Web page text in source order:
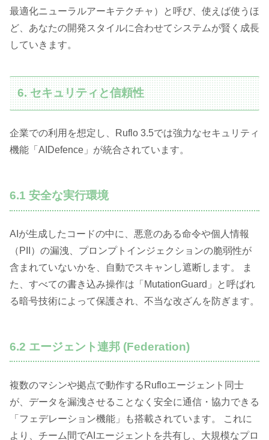
最適化ニューラルアーキテクチャ）と呼び、使えば使うほ
ど、あなたの開発スタイルに合わせてシステムが賢く成長
していきます。
6. セキュリティと信頼性
企業での利用を想定し、Ruflo 3.5では強力なセキュリティ
機能「AIDefence」が統合されています。
6.1 安全な実行環境
AIが生成したコードの中に、悪意のある命令や個人情報
（PII）の漏洩、プロンプトインジェクションの脆弱性が
含まれていないかを、自動でスキャンし遮断します。 ま
た、すべての書き込み操作は「MutationGuard」と呼ばれ
る暗号技術によって保護され、不当な改ざんを防ぎます。
6.2 エージェント連邦 (Federation)
複数のマシンや拠点で動作するRufloエージェント同士
が、データを漏洩させることなく安全に通信・協力できる
「フェデレーション機能」も搭載されています。 これに
より、チーム間でAIエージェントを共有し、大規模なプロ